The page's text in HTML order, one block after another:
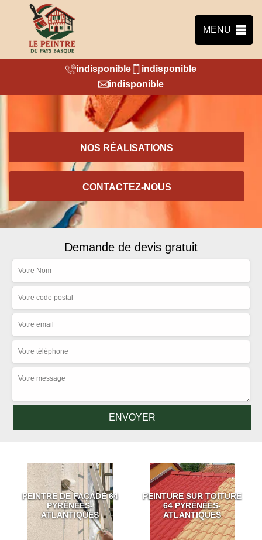
MENU
indisponible
indisponible
indisponible
NOS RÉALISATIONS
CONTACTEZ-NOUS
Demande de devis gratuit
PEINTRE DE FAÇADE 64
PYRÉNÉES-
ATLANTIQUES
PEINTURE SUR TOITURE
64 PYRÉNÉES-
ATLANTIQUES